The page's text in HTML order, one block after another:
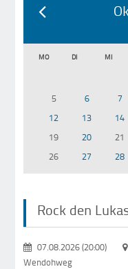
MO DI MI
5
6 7
12
13 14
19
20 21
26
27 28
Rock den
07.08.2026 (20:00)
Wendohweg